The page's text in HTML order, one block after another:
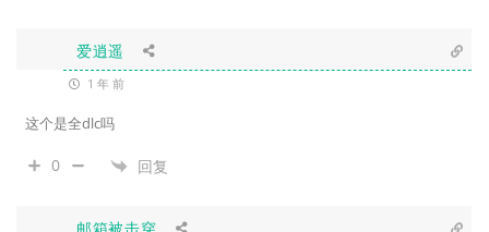
爱逍遥
1 年 前
这个是全dlc吗
0 回复
邮箱被击穿